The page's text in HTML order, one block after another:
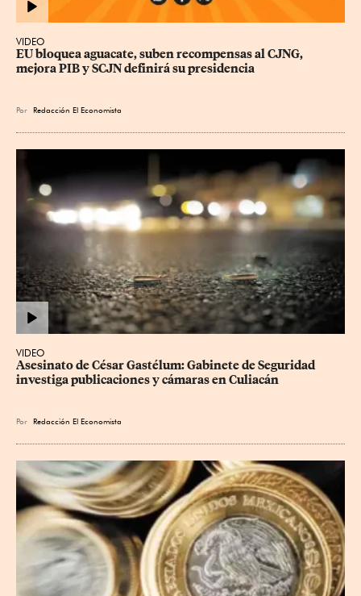
VIDEO
EU bloquea aguacate, suben recompensas al CJNG,
mejora PIB y SCJN definirá su presidencia
Por Redacción El Economista
VIDEO
Asesinato de César Gastélum: Gabinete de Seguridad
investiga publicaciones y cámaras en Culiacán
Por Redacción El Economista